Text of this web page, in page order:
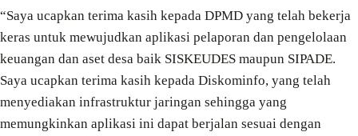
“Saya ucapkan terima kasih kepada DPMD yang telah bekerja
keras untuk mewujudkan aplikasi pelaporan dan pengelolaan
keuangan dan aset desa baik SISKEUDES maupun SIPADE.
Saya ucapkan terima kasih kepada Diskominfo, yang telah
menyediakan infrastruktur jaringan sehingga yang
memungkinkan aplikasi ini dapat berjalan sesuai dengan